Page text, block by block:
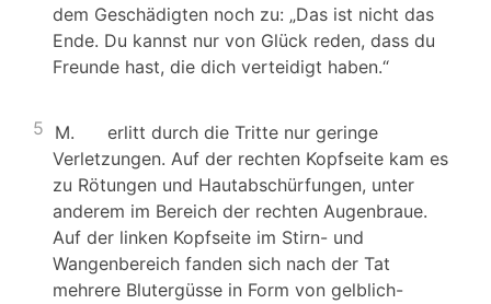
dem Geschädigten noch zu: „Das ist nicht das
Ende. Du kannst nur von Glück reden, dass du
Freunde hast, die dich verteidigt haben.“
5 M. erlitt durch die Tritte nur geringe
Verletzungen. Auf der rechten Kopfseite kam es
zu Rötungen und Hautabschürfungen, unter
anderem im Bereich der rechten Augenbraue.
Auf der linken Kopfseite im Stirn- und
Wangenbereich fanden sich nach der Tat
mehrere Blutergüsse in Form von gelblich-